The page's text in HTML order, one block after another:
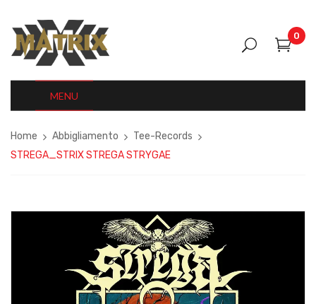
0
MENU
Home Abbigliamento
Tee-Records
STREGA_STRIX STREGA STRYGAE